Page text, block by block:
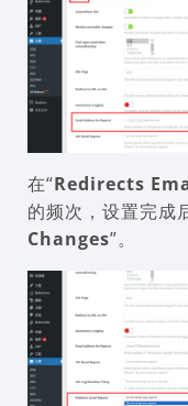
在“Redirects
的频次，设置完成
Changes”。